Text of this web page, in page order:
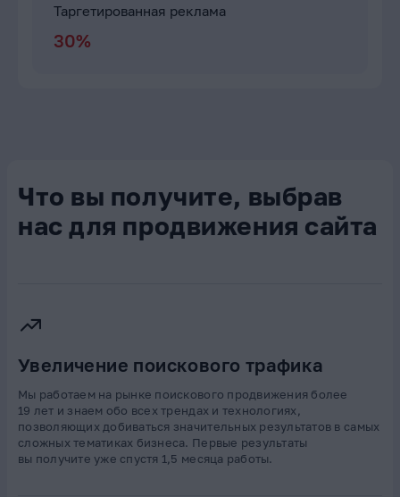
Таргетированная реклама
30%
Что вы получите, выбрав
нас для продвижения сайта
Увеличение поискового трафика
Мы работаем на рынке поискового продвижения более
19 лет и знаем обо всех трендах и технологиях,
позволяющих добиваться значительных результатов в самых
сложных тематиках бизнеса. Первые результаты
вы получите уже спустя 1,5 месяца работы.